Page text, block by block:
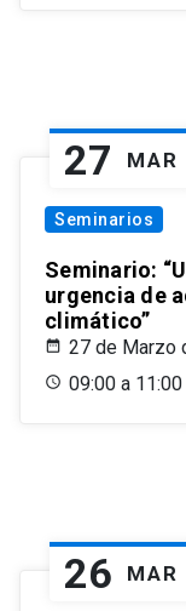
27 MAR
Seminarios
Seminario:
urgencia de
climático”
27 de Marzo
09:00 a 11:00
26 MAR